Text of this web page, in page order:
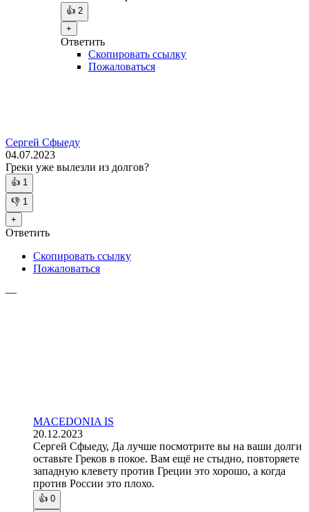
👍 2
+
Ответить
Скопировать ссылку
Пожаловаться
Сергей Сфыеду
04.07.2023
Греки уже вылезли из долгов?
👍 1
👎 1
+
Ответить
Скопировать ссылку
Пожаловаться
—
MACEDONIA IS
20.12.2023
Сергей Сфыеду, Да лучше посмотрите вы на ваши долги
оставьте Греков в покое. Вам ещё не стыдно, повторяете
западную клевету против Греции это хорошо, а когда
против России это плохо.
👍 0